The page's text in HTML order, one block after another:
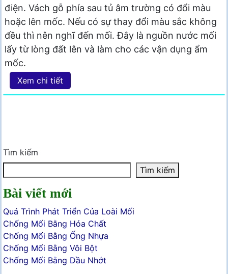
điện. Vách gỗ phía sau tủ âm trường có đổi màu
hoặc lên mốc. Nếu có sự thay đổi màu sắc không
đều thì nên nghĩ đến mối. Đây là nguồn nước mối
lấy từ lòng đất lên và làm cho các vận dụng ẩm
mốc.
Xem chi tiết
Tìm kiếm
Tìm kiếm
Bài viết mới
Quá Trình Phát Triển Của Loài Mối
Chống Mối Bằng Hóa Chất
Chống Mối Bằng Ống Nhựa
Chống Mối Bằng Vôi Bột
Chống Mối Bằng Dầu Nhớt